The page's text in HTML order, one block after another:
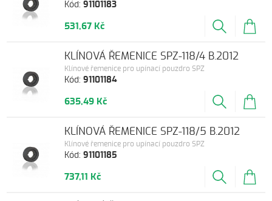
Kód:91101183
531,67 Kč
Kód:91101184
Klínové řemenice pro upínací pouzdro SPZ
KLÍNOVÁ ŘEMENICE SPZ-118/4 B.2012
635,49 Kč
Kód:91101185
Klínové řemenice pro upínací pouzdro SPZ
KLÍNOVÁ ŘEMENICE SPZ-118/5 B.2012
737,11 Kč